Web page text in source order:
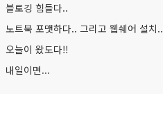
블로깅 힘들다..
노트북 포맷하다.. 그리고 웹쉐어 설치..
오늘이 왔도다!!
내일이면...